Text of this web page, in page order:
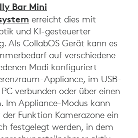
Bar Mini
erreicht dies mit
und KI-gesteuerter
Als CollabOS Gerät kann es
auf verschiedene
Modi konfiguriert
Appliance, im USB-
verbunden oder über einen
Im Appliance-Modus kann
Funktion Kamerazone ein
festgelegt werden, in dem